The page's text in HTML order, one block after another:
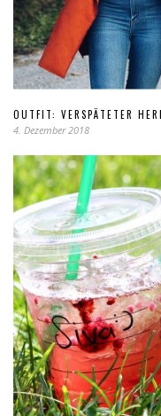
OUTFIT: VERSPÄTETER
4. Dezember 2018